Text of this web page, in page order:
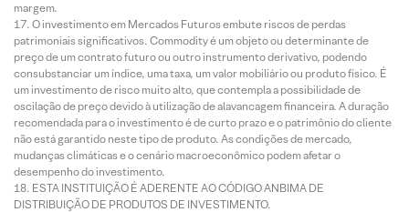
margem.
O investimento em Mercados Futuros embute riscos de perdas
patrimoniais significativos. Commodity é um objeto ou determinante de
preço de um contrato futuro ou outro instrumento derivativo, podendo
consubstanciar um índice, uma taxa, um valor mobiliário ou produto físico. É
um investimento de risco muito alto, que contempla a possibilidade de
oscilação de preço devido à utilização de alavancagem financeira. A duração
recomendada para o investimento é de curto prazo e o patrimônio do cliente
não está garantido neste tipo de produto. As condições de mercado,
mudanças climáticas e o cenário macroeconômico podem afetar o
desempenho do investimento.
ESTA INSTITUIÇÃO É ADERENTE AO CÓDIGO ANBIMA DE
DISTRIBUIÇÃO DE PRODUTOS DE INVESTIMENTO.